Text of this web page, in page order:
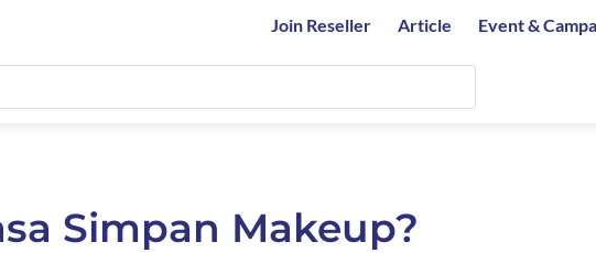
Join Reseller Article Event &
Simpan Makeup?